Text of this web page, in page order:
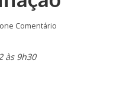
Comentário
às 9h30